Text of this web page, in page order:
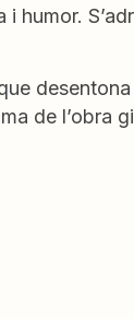
humor.
de l’obra